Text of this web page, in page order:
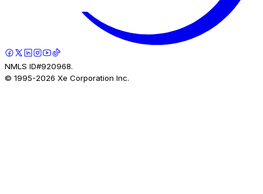
NMLS ID#920968.
© 1995-2026 Xe Corporation Inc.